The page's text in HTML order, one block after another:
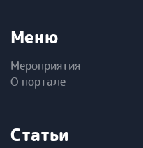
Меню
Мероприятия
О портале
Статьи